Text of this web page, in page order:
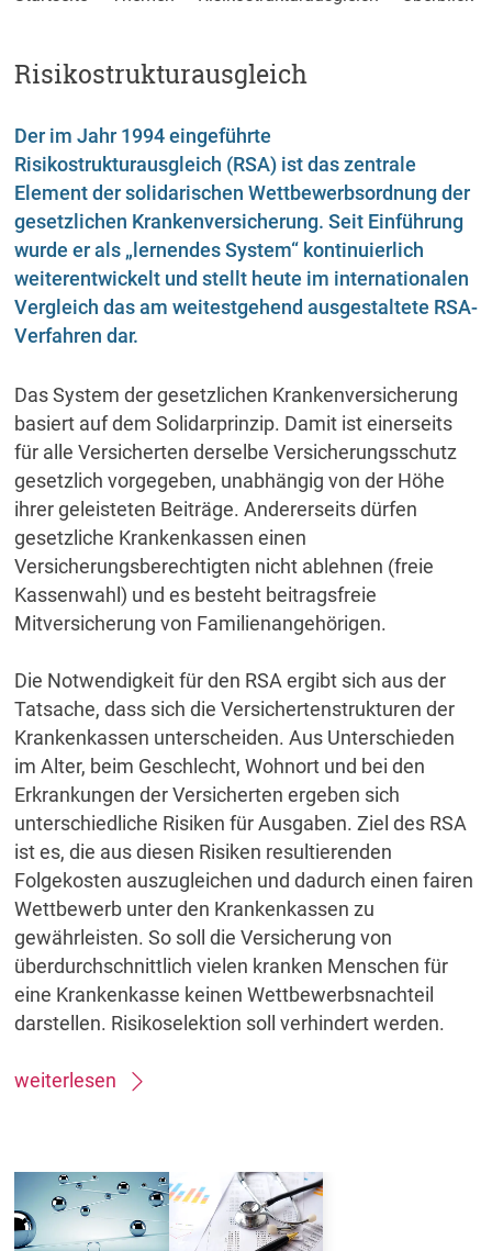
Risikostrukturausgleich
Der im Jahr 1994 eingeführte
Risikostrukturausgleich (RSA) ist das zentrale
Element der solidarischen Wettbewerbsordnung der
gesetzlichen Krankenversicherung. Seit Einführung
wurde er als „lernendes System“ kontinuierlich
weiterentwickelt und stellt heute im internationalen
Vergleich das am weitestgehend ausgestaltete RSA-
Verfahren dar.
Das System der gesetzlichen Krankenversicherung
basiert auf dem Solidarprinzip. Damit ist einerseits
für alle Versicherten derselbe Versicherungsschutz
gesetzlich vorgegeben, unabhängig von der Höhe
ihrer geleisteten Beiträge. Andererseits dürfen
gesetzliche Krankenkassen einen
Versicherungsberechtigten nicht ablehnen (freie
Kassenwahl) und es besteht beitragsfreie
Mitversicherung von Familienangehörigen.
Die Notwendigkeit für den RSA ergibt sich aus der
Tatsache, dass sich die Versichertenstrukturen der
Krankenkassen unterscheiden. Aus Unterschieden
im Alter, beim Geschlecht, Wohnort und bei den
Erkrankungen der Versicherten ergeben sich
unterschiedliche Risiken für Ausgaben. Ziel des RSA
ist es, die aus diesen Risiken resultierenden
Folgekosten auszugleichen und dadurch einen fairen
Wettbewerb unter den Krankenkassen zu
gewährleisten. So soll die Versicherung von
überdurchschnittlich vielen kranken Menschen für
eine Krankenkasse keinen Wettbewerbsnachteil
darstellen. Risikoselektion soll verhindert werden.
weiterlesen